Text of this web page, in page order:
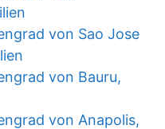
von Sao Jose
von Bauru,
von Anapolis,